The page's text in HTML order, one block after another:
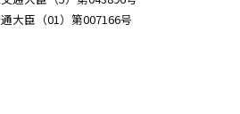
大臣（01）第007166号